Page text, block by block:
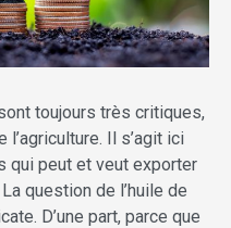
toujours très critiques,
Il s’agit ici
qui peut et veut exporter
question de l’huile de
D’une part, parce que